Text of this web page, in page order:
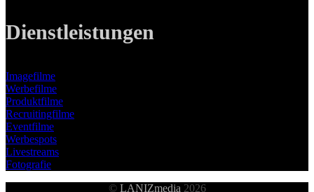
Dienstleistungen
Imagefilme
Werbefilme
Produktfilme
Recruitingfilme
Eventfilme
Werbespots
Livestreams
Fotografie
© LANIZmedia 2026